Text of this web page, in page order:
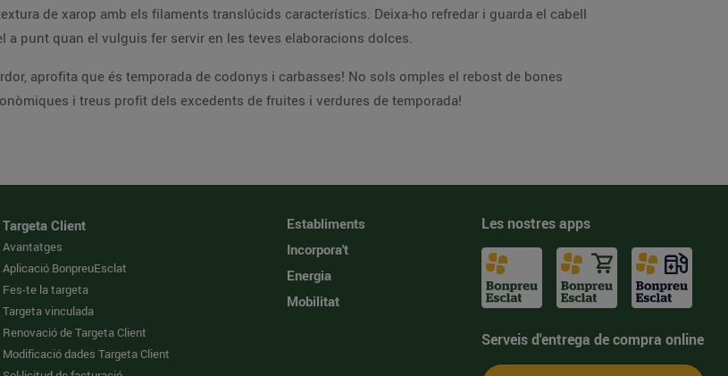
de xarop amb els filaments translúcids característics. Deixa-ho refredar i guarda el cabell
a punt quan el vulguis fer servir en les teves elaboracions dolces.
aprofita que és temporada de codonys i carbasses! No sols omples el rebost de bones
i treus profit dels excedents de fruites i verdures de temporada!
Targeta Client
Avantatges
Aplicació BonpreuEsclat
Fes-te la targeta
Targeta vinculada
Renovació de Targeta Client
Modificació dades Targeta Client
Establiments
Incorpora't
Energia
Mobilitat
Les nostres apps
Serveis d'entrega de compra online